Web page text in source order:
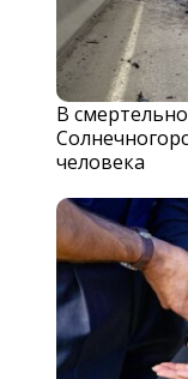
В
человека